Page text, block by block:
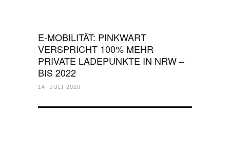
E-MOBILITÄT: PINKWART
VERSPRICHT 100% MEHR
PRIVATE LADEPUNKTE IN NRW –
BIS 2022
14. JULI 2020